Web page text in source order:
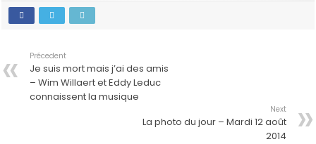
Précedent
Je suis mort mais j’ai des amis
– Wim Willaert et Eddy Leduc
connaissent la musique
Next
La photo du jour – Mardi 12 août
2014